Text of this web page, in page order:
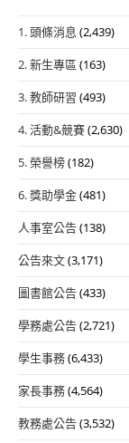
1. 頭條消息 (2,439)
2. 新生專區 (163)
3. 教師研習 (493)
4. 活動&競賽(2,630)
5. 榮譽榜(182)
6. 獎助學金(481)
人事室公告(138)
公告來文(3,171)
圖書館公告(433)
學務處公告(2,721)
學生事務(6,433)
家長事務(4,564)
教務處公告(3,532)